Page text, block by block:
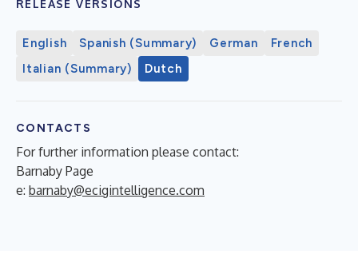
RELEASE VERSIONS
English Spanish (Summary) German
French
Italian (Summary)
Dutch
CONTACTS
For further information please contact:
Barnaby Page
e: barnaby@ecigintelligence.com